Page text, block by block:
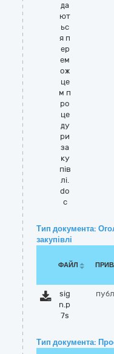
да
ют
ьс
я п
ер
ем
ож
це
м п
ро
це
ду
ри
за
ку
пів
лі.
do
c
Тип документа:
закупівлі
ФАЙЛ
sig
n.p
7s
Тип документа: